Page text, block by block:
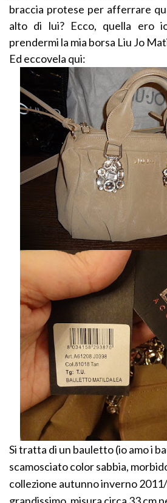
braccia protese per afferrare
alto di lui? Ecco, quella ero
prendermi la mia borsa Liu Jo
Ed eccovela qui:
Si tratta di un bauletto (io amo i
scamosciato color sabbia,
collezione autunno inverno